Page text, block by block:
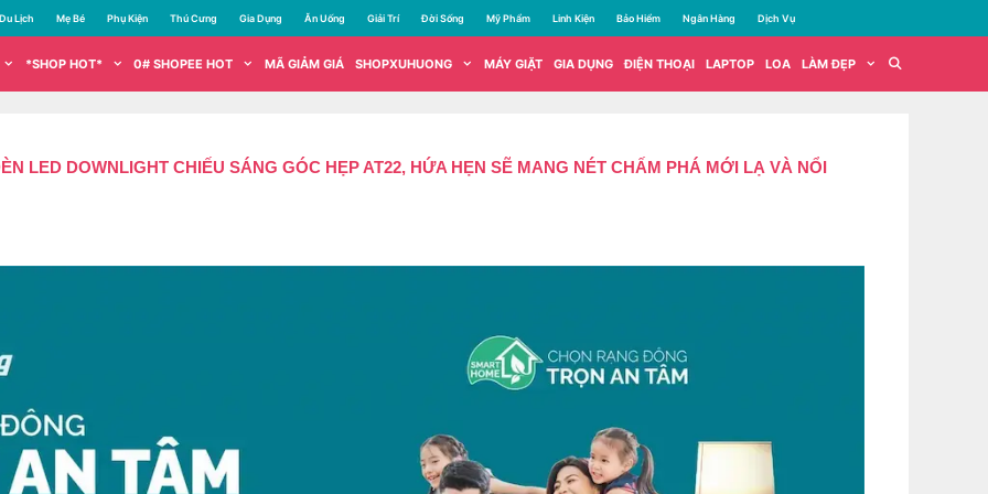
Du Lịch Mẹ Bé Phụ Kiện Thú Cưng Gia Dụng Ăn Uống Giải Trí Đời Sống Mỹ Phẩm Linh Kiện Bảo Hiểm Ngân Hàng Dịch Vụ
*SHOP HOT* 0# SHOPEE HOT MÃ GIẢM GIÁ SHOPXUHUONG MÁY GIẶT GIA DỤNG ĐIỆN THOẠI LAPTOP LOA LÀM ĐẸP
LED DOWNLIGHT CHIẾU SÁNG GÓC HẸP AT22, HỨA HẸN SẼ MANG NÉT CHẤM PHÁ MỚI LẠ VÀ NỔI